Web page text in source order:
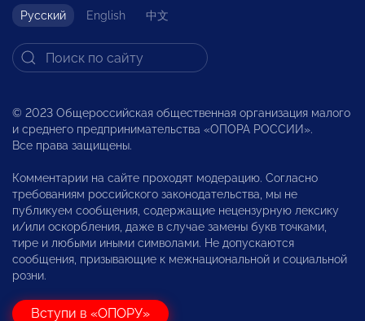
Русский English 中文
© 2023 Общероссийская общественная организация малого
и среднего предпринимательства «ОПОРА РОССИИ».
Все права защищены.
Комментарии на сайте проходят модерацию. Согласно
требованиям российского законодательства, мы не
публикуем сообщения, содержащие нецензурную лексику
и/или оскорбления, даже в случае замены букв точками,
тире и любыми иными символами. Не допускаются
сообщения, призывающие к межнациональной и социальной
розни.
Вступи в «ОПОРУ»